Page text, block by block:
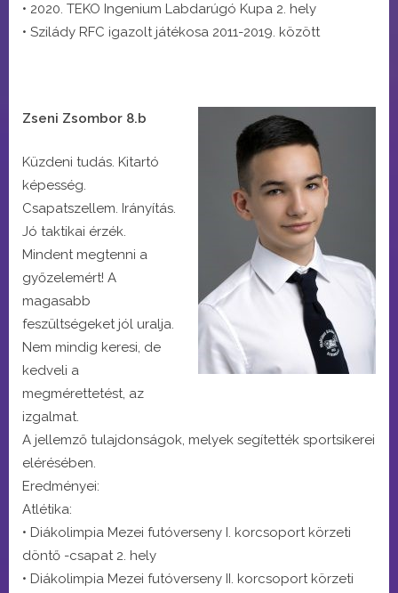
• 2020. TEKO Ingenium Labdarúgó Kupa 2. hely
• Szilády RFC igazolt játékosa 2011-2019. között
Zseni Zsombor 8.b
Küzdeni tudás. Kitartó
képesség.
Csapatszellem. Irányítás.
Jó taktikai érzék.
Mindent megtenni a
győzelemért! A
magasabb
feszültségeket jól uralja.
Nem mindig keresi, de
kedveli a
megmérettetést, az
izgalmat.
A jellemző tulajdonságok, melyek segítették sportsikerei
elérésében.
Eredményei:
Atlétika:
• Diákolimpia Mezei futóverseny I. korcsoport körzeti
döntő -csapat 2. hely
• Diákolimpia Mezei futóverseny II. korcsoport körzeti